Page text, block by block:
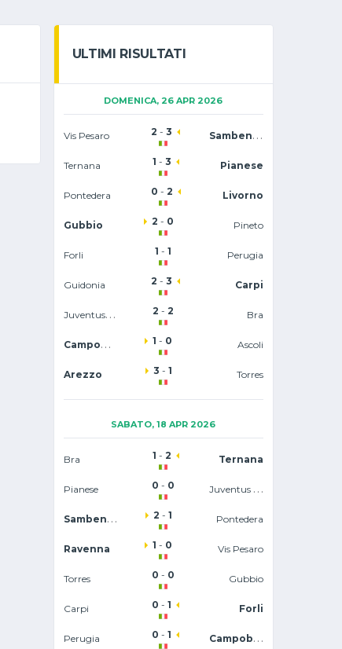
ULTIMI RISULTATI
DOMENICA, 26 APR 2026
Vis Pesaro 2 - 3 Sambenedettese
Ternana 1 - 3 Pianese
Pontedera 0 - 2 Livorno
Gubbio 2 - 0 Pineto
Forli 1 - 1 Perugia
Guidonia 2 - 3 Carpi
Juventus U23 2 - 2 Bra
Campobasso 1 - 0 Ascoli
Arezzo 3 - 1 Torres
SABATO, 18 APR 2026
Bra 1 - 2 Ternana
Pianese 0 - 0 Juventus U23
Sambenedettese 2 - 1 Pontedera
Ravenna 1 - 0 Vis Pesaro
Torres 0 - 0 Gubbio
Carpi 0 - 1 Forli
Perugia 0 - 1 Campobasso